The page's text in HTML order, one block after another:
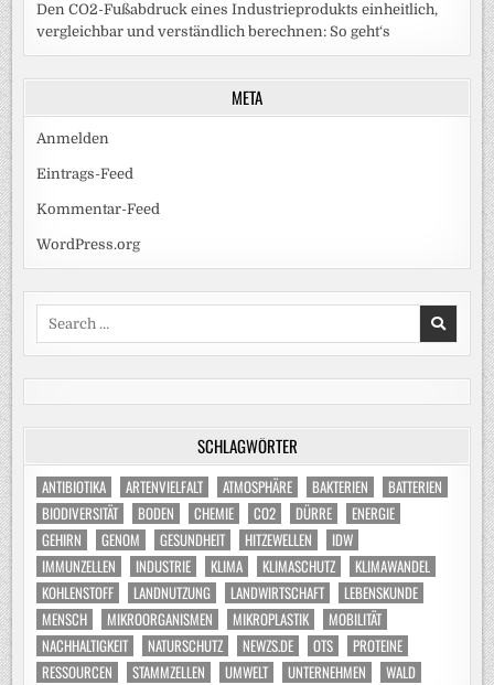
Den CO2-Fußabdruck eines Industrieprodukts einheitlich,
vergleichbar und verständlich berechnen: So geht‘s
META
Anmelden
Eintrags-Feed
Kommentar-Feed
WordPress.org
Search
SCHLAGWÖRTER
ANTIBIOTIKA ARTENVIELFALT ATMOSPHÄRE BAKTERIEN
BATTERIEN
BIODIVERSITÄT
BODEN CHEMIE CO2 DÜRRE
ENERGIE
GEHIRN
GENOM GESUNDHEIT HITZEWELLEN
IDW
IMMUNZELLEN
INDUSTRIE KLIMA KLIMASCHUTZ
KLIMAWANDEL
KOHLENSTOFF
LANDNUTZUNG LANDWIRTSCHAFT
LEBENSKUNDE
MENSCH
MIKROORGANISMEN MIKROPLASTIK
MOBILITÄT
NACHHALTIGKEIT
NATURSCHUTZ NEWZS.DE OTS
PROTEINE
RESSOURCEN
STAMMZELLEN UMWELT UNTERNEHMEN
WALD